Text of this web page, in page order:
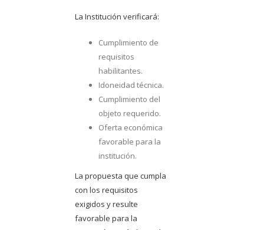
La Institución verificará:
Cumplimiento de
requisitos
habilitantes.
Idoneidad técnica.
Cumplimiento del
objeto requerido.
Oferta económica
favorable para la
institución.
La propuesta que cumpla
con los requisitos
exigidos y resulte
favorable para la